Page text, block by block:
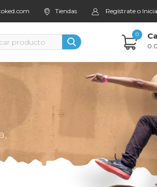
Tiendas Regístrate o
0